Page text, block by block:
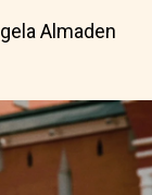
Almaden